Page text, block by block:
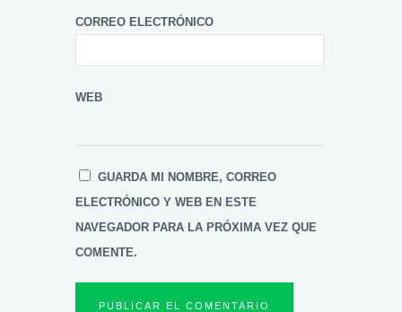
CORREO ELECTRÓNICO
WEB
GUARDA MI NOMBRE, CORREO
ELECTRÓNICO Y WEB EN ESTE
NAVEGADOR PARA LA PRÓXIMA VEZ QUE
COMENTE.